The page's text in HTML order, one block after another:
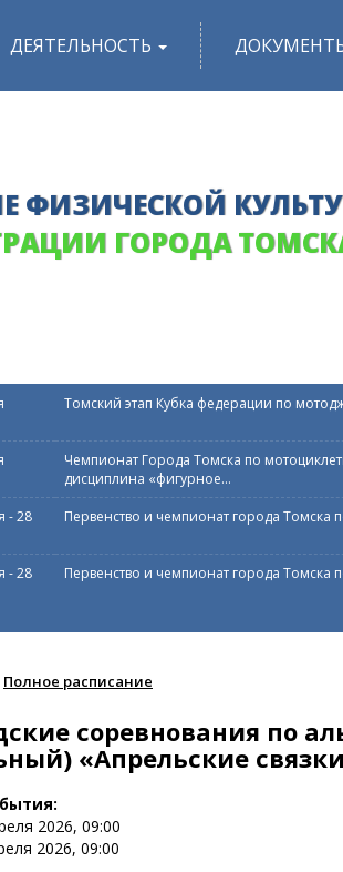
ДЕЯТЕЛЬНОСТЬ
ФИЗИЧЕСКОЙ
ГОРОДА
Томский этап Кубка федерации по
Чемпионат Города Томска по
дисциплина «фигурное...
-28
Первенство и чемпионат города Томска
-28
Первенство и чемпионат города Томска
Полное расписание
соревнования по
«Апрельские
2026, 09:00
2026, 09:00